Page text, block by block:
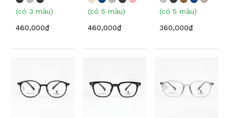
(có 3 màu)
460,000₫
(có 5 màu)
460,000₫
(có 5 màu)
360,000₫